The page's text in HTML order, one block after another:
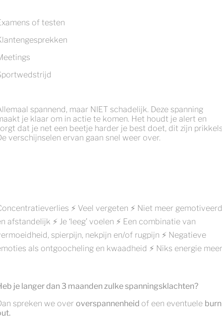
of testen
spannend, maar NIET schadelijk. Deze spanning
je klaar om in actie te komen. Het houdt je alert en
dat je net een beetje harder je best doet, dit zijn
verschijnselen ervan gaan snel weer over.
⚡ Veel vergeten ⚡ Niet meer gemotiveerd
afstandelijk ⚡ Je ‘leeg’ voelen ⚡ Een combinatie van
spierpijn, nekpijn en/of rugpijn ⚡ Negatieve
als ontgoocheling en kwaadheid ⚡ Niks energie meer
je langer dan 3 maanden zulke spanningsklachten?
spreken we over overspannenheid of een eventuele